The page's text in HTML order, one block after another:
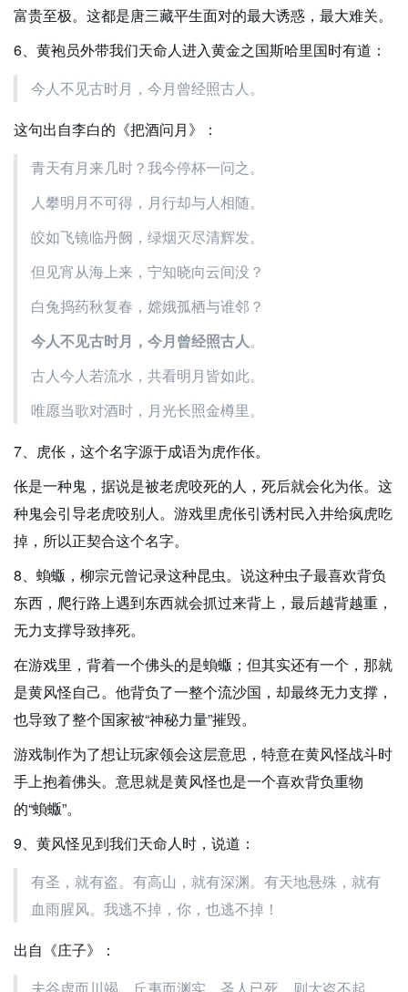
富贵至极。这都是唐三藏平生面对的最大诱惑，最大难关。
6、黄袍员外带我们天命人进入黄金之国斯哈里国时有道：
今人不见古时月，今月曾经照古人。
这句出自李白的《把酒问月》：
青天有月来几时？我今停杯一问之。
人攀明月不可得，月行却与人相随。
皎如飞镜临丹阙，绿烟灭尽清辉发。
但见宵从海上来，宁知晓向云间没？
白兔捣药秋复春，嫦娥孤栖与谁邻？
今人不见古时月，今月曾经照古人。
古人今人若流水，共看明月皆如此。
唯愿当歌对酒时，月光长照金樽里。
7、虎伥，这个名字源于成语为虎作伥。
伥是一种鬼，据说是被老虎咬死的人，死后就会化为伥。这
种鬼会引导老虎咬别人。游戏里虎伥引诱村民入井给疯虎吃
掉，所以正契合这个名字。
8、蝜蝂，柳宗元曾记录这种昆虫。说这种虫子最喜欢背负
东西，爬行路上遇到东西就会抓过来背上，最后越背越重，
无力支撑导致摔死。
在游戏里，背着一个佛头的是蝜蝂；但其实还有一个，那就
是黄风怪自己。他背负了一整个流沙国，却最终无力支撑，
也导致了整个国家被“神秘力量”摧毁。
游戏制作为了想让玩家领会这层意思，特意在黄风怪战斗时
手上抱着佛头。意思就是黄风怪也是一个喜欢背负重物
的“蝜蝂”。
9、黄风怪见到我们天命人时，说道：
有圣，就有盗。有高山，就有深渊。有天地悬殊，就有
血雨腥风。我逃不掉，你，也逃不掉！
出自《庄子》：